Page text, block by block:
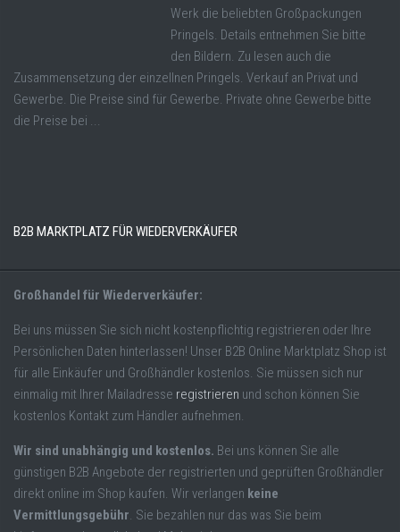
Werk die beliebten Großpackungen
Pringels. Details entnehmen Sie bitte
den Bildern. Zu lesen auch die
Zusammensetzung der einzellnen Pringels. Verkauf an Privat und
Gewerbe. Die Preise sind für Gewerbe. Private ohne Gewerbe bitte
die Preise bei ...
B2B MARKTPLATZ FÜR WIEDERVERKÄUFER
Großhandel für Wiederverkäufer:
Bei uns müssen Sie sich nicht kostenpflichtig registrieren oder Ihre
Persönlichen Daten hinterlassen! Unser B2B Online Marktplatz Shop ist
für alle Einkäufer und Großhändler kostenlos. Sie müssen sich nur
einmalig mit Ihrer Mailadresse registrieren und schon können Sie
kostenlos Kontakt zum Händler aufnehmen.
Wir sind unabhängig und kostenlos. Bei uns können Sie alle
günstigen B2B Angebote der registrierten und geprüften Großhändler
direkt online im Shop kaufen. Wir verlangen keine
Vermittlungsgebühr. Sie bezahlen nur das was Sie beim